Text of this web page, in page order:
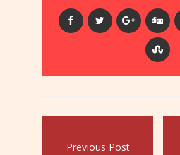
Previous Post